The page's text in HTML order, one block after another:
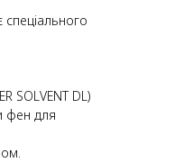
SOLVENT DL)
фен для